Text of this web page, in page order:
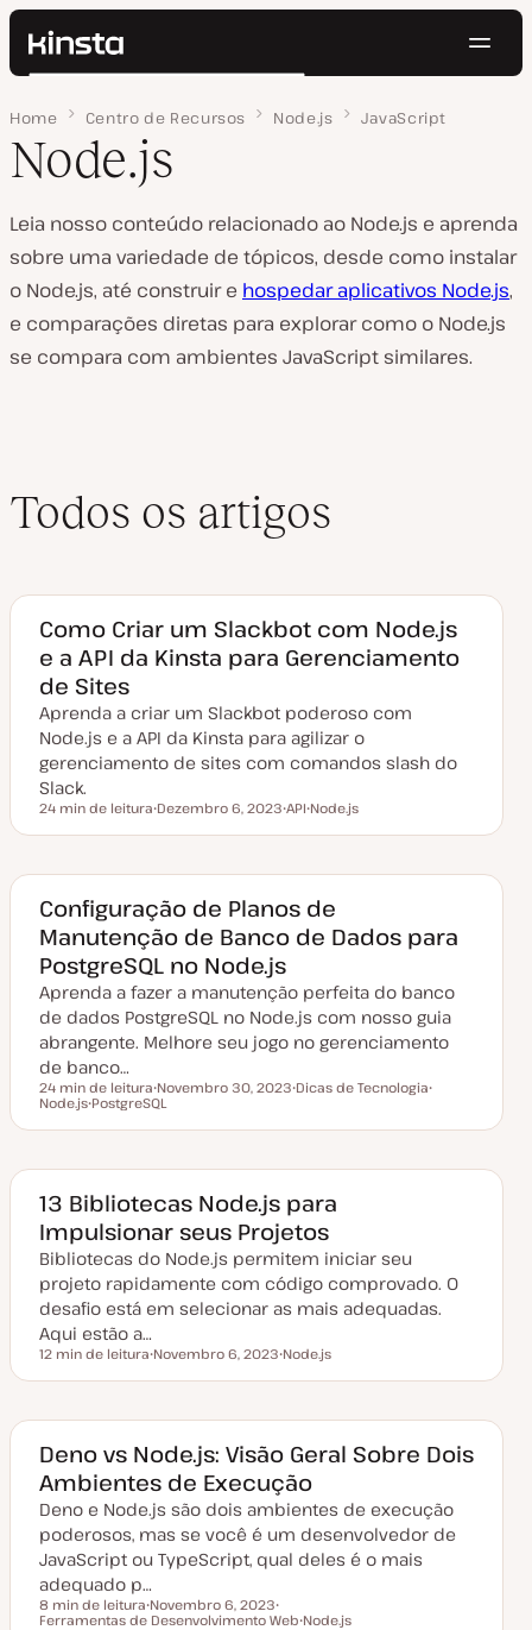
Kinsta®
Soluções
Preços
Recursos
Contato
Pesquisar
Login
Home Centro de Recursos Node.js JavaScript
Página 2
Node.js
Leia nosso conteúdo relacionado ao Node.js e aprenda
sobre uma variedade de tópicos, desde como instalar
o Node.js, até construir e hospedar aplicativos Node.js,
e comparações diretas para explorar como o Node.js
se compara com ambientes JavaScript similares.
Todos os artigos
Como Criar um Slackbot com Node.js
e a API da Kinsta para Gerenciamento
de Sites
Aprenda a criar um Slackbot poderoso com
Node.js e a API da Kinsta para agilizar o
gerenciamento de sites com comandos slash do
Slack.
Tempo de leitura
24 min de leitura
a
a
e
a
t
u
a
l
i
z
a
ç
Dezembro 6, 2023
ó
i
o
API
ó
i
o
Node.js
Configuração de Planos de
Manutenção de Banco de Dados para
PostgreSQL no Node.js
Aprenda a fazer a manutenção perfeita do banco
de dados PostgreSQL no Node.js com nosso guia
abrangente. Melhore seu jogo no gerenciamento
de banco…
Tempo de leitura
24 min de leitura
D
t
d
a
t
u
a
l
z
a
ç
o
Novembro 30, 2023
p
c
Dicas de Tecnologia
p
c
Node.js
ó
i
o
PostgreSQL
13 Bibliotecas Node.js para
Impulsionar seus Projetos
Bibliotecas do Node.js permitem iniciar seu
projeto rapidamente com código comprovado. O
desafio está em selecionar as mais adequadas.
Aqui estão a…
Tempo de leitura
12 min de leitura
a
a
e
a
t
u
a
l
i
z
a
ç
ã
o
Novembro 6, 2023
ó
i
o
Node.js
Deno vs Node.js: Visão Geral Sobre Dois
Ambientes de Execução
Deno e Node.js são dois ambientes de execução
poderosos, mas se você é um desenvolvedor de
JavaScript ou TypeScript, qual deles é o mais
adequado p…
Tempo de leitura
8 min de leitura
D
Novembro 6, 2023
T
Ferramentas de Desenvolvimento Web Node.js